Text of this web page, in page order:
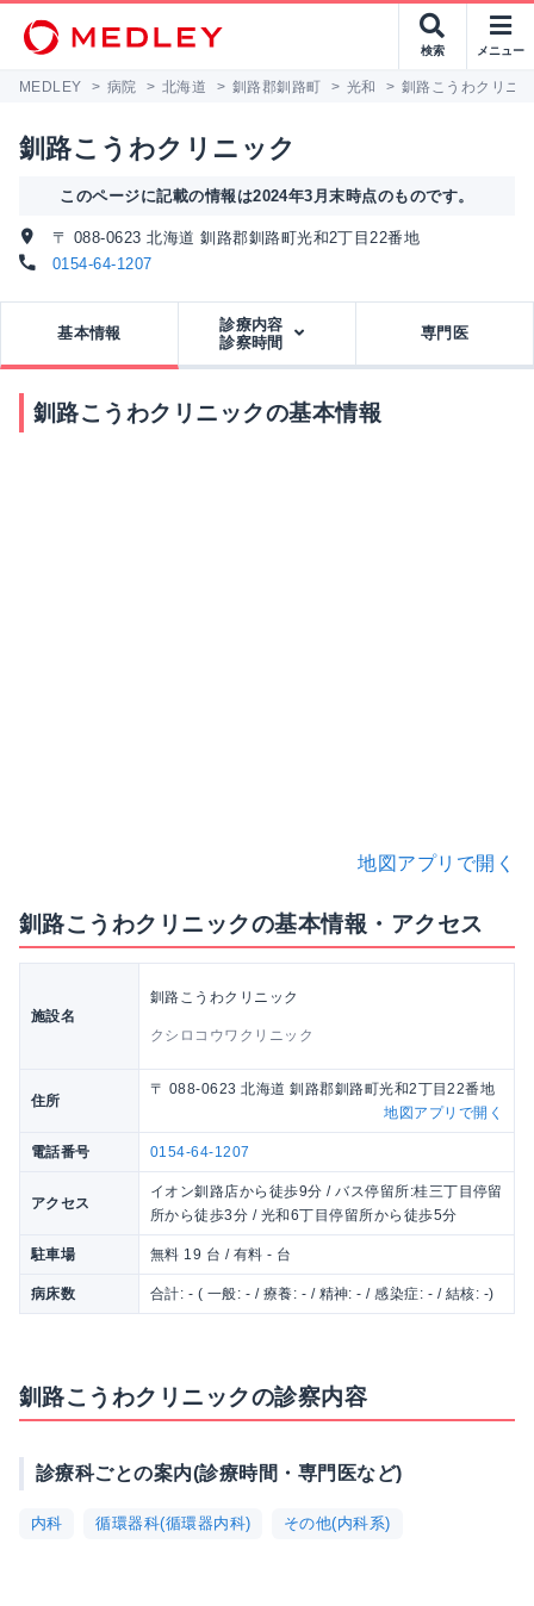
検索 メニュー
MEDLEY > 病院 > 北海道 > 釧路郡釧路町 > 光和 > 釧路こうわクリニ
釧路こうわクリニック
このページに記載の情報は2024年3月末時点のものです。
〒 088-0623 北海道 釧路郡釧路町光和2丁目22番地
0154-64-1207
基本情報
診療内容
診察時間
専門医
釧路こうわクリニックの基本情報
地図アプリで開く
釧路こうわクリニックの基本情報・アクセス
施設名
釧路こうわクリニック
クシロコウワクリニック
住所
〒 088-0623 北海道 釧路郡釧路町光和2丁目22番地
地図アプリで開く
電話番号 0154-64-1207
アクセス
イオン釧路店から徒歩9分 / バス停留所:桂三丁目停留
所から徒歩3分 / 光和6丁目停留所から徒歩5分
駐車場 無料 19 台 / 有料 - 台
病床数 合計: - ( 一般: - / 療養: - / 精神: - / 感染症: - / 結核: -)
釧路こうわクリニックの診察内容
診療科ごとの案内(診療時間・専門医など)
内科 循環器科(循環器内科) その他(内科系)